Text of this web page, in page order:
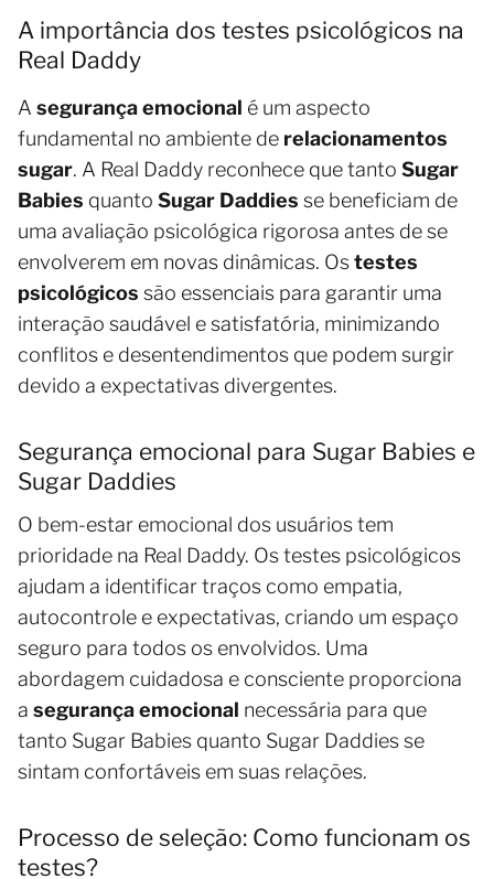
A importância dos testes psicológicos na
Real Daddy
A segurança emocional é um aspecto
fundamental no ambiente de relacionamentos
sugar. A Real Daddy reconhece que tanto Sugar
Babies quanto Sugar Daddies se beneficiam de
uma avaliação psicológica rigorosa antes de se
envolverem em novas dinâmicas. Ostestes
psicológicos são essenciais para garantir uma
interação saudável e satisfatória, minimizando
conflitos e desentendimentos que podem surgir
devido a expectativas divergentes.
Segurança emocional para Sugar Babies e
Sugar Daddies
O bem-estar emocional dos usuários tem
prioridade na Real Daddy. Os testes psicológicos
ajudam a identificar traços como empatia,
autocontrole e expectativas, criando um espaço
seguro para todos os envolvidos. Uma
abordagem cuidadosa e consciente proporciona
a segurança emocional necessária para que
tanto Sugar Babies quanto Sugar Daddies se
sintam confortáveis em suas relações.
Processo de seleção: Como funcionam os
testes?